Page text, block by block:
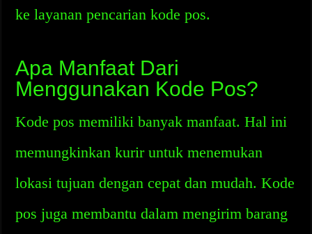
ke layanan pencarian kode pos.
Apa Manfaat Dari
Menggunakan Kode Pos?
Kode pos memiliki banyak manfaat. Hal ini
memungkinkan kurir untuk menemukan
lokasi tujuan dengan cepat dan mudah. Kode
pos juga membantu dalam mengirim barang